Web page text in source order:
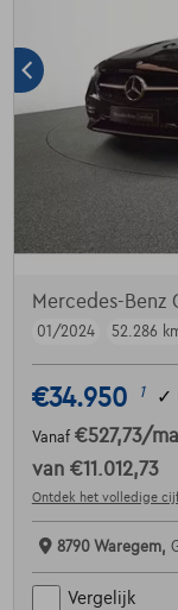
Mercedes-Benz
01/2024
52.286
€34.950 1 ✓
Vanaf €527,73/
van €11.012,73
Ontdek het volledige
8790 Waregem,
Vergelijk